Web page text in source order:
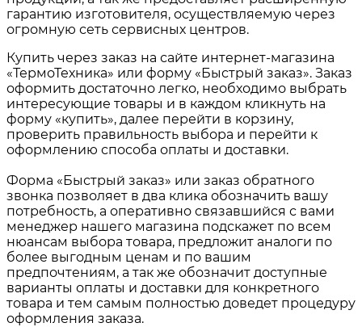
гарантию изготовителя, осуществляемую через
огромную сеть сервисных центров.
Купить через заказ на сайте интернет-магазина
«ТермоТехника» или форму «Быстрый заказ». Заказ
оформить достаточно легко, необходимо выбрать
интересующие товары и в каждом кликнуть на
форму «купить», далее перейти в корзину,
проверить правильность выбора и перейти к
оформлению способа оплаты и доставки.
Форма «Быстрый заказ» или заказ обратного
звонка позволяет в два клика обозначить вашу
потребность, а оперативно связавшийся с вами
менеджер нашего магазина подскажет по всем
нюансам выбора товара, предложит аналоги по
более выгодным ценам и по вашим
предпочтениям, а так же обозначит доступные
варианты оплаты и доставки для конкретного
товара и тем самым полностью доведет процедуру
оформления заказа.